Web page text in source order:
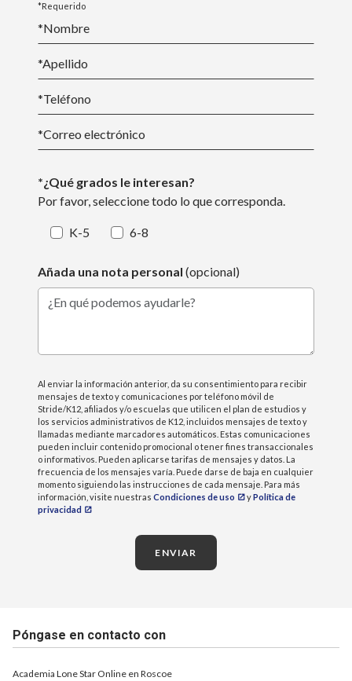
*Requerido
*Nombre
*Apellido
*Teléfono
*Correo electrónico
*¿Qué grados le interesan?
Por favor, seleccione todo lo que corresponda.
K-5 6-8
Añada una nota personal (opcional)
¿En qué podemos ayudarle?
Al enviar la información anterior, da su consentimiento para recibir
mensajes de texto y comunicaciones por teléfono móvil de
Stride/K12, afiliados y/o escuelas que utilicen el plan de estudios y
los servicios administrativos de K12, incluidos mensajes de texto y
llamadas mediante marcadores automáticos. Estas comunicaciones
pueden incluir contenido promocional o tener fines transaccionales
o informativos. Pueden aplicarse tarifas de mensajes y datos. La
frecuencia de los mensajes varía. Puede darse de baja en cualquier
momento siguiendo las instrucciones de cada mensaje. Para más
información, visite nuestras Condiciones de uso yPolítica de
privacidad
ENVIAR
Póngase en contacto con
Academia Lone Star Online en Roscoe